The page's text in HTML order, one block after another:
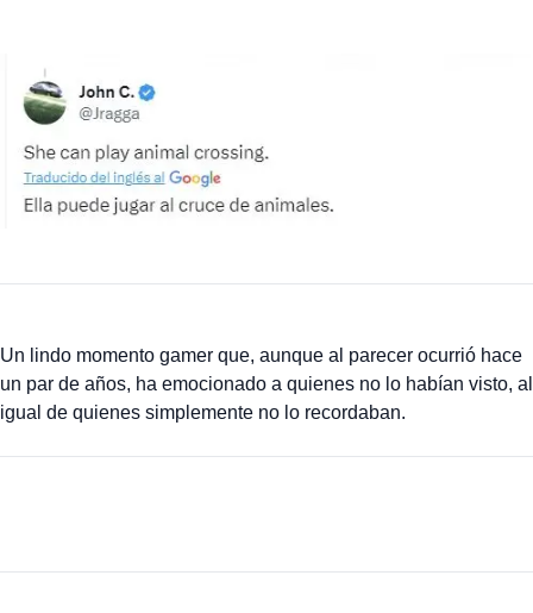
Un lindo momento gamer que, aunque al parecer ocurrió hace
un par de años, ha emocionado a quienes no lo habían visto, al
igual de quienes simplemente no lo recordaban.